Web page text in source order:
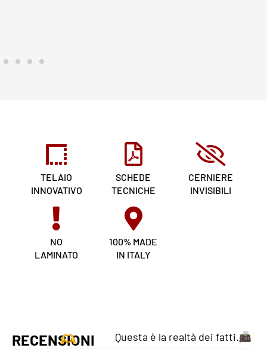
TELAIO
INNOVATIVO
SCHEDE
TECNICHE
CERNIERE
INVISIBILI
NO
LAMINATO
100% MADE
IN ITALY
RECENSIONI Questa è la realtà dei fatti.